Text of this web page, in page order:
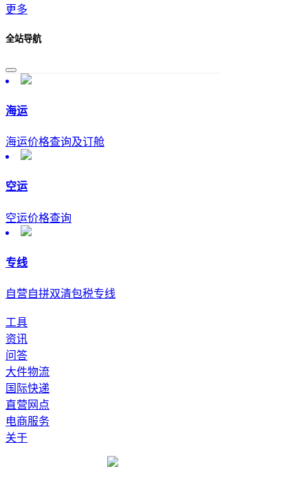
更多
全站导航
海运
海运价格查询及订舱
空运
空运价格查询
专线
自营自拼双清包税专线
工具
资讯
问答
大件物流
国际快递
直营网点
电商服务
关于